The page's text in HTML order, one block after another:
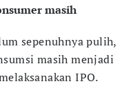
masih
sepenuhnya pulih,
masih menjadi
IPO.